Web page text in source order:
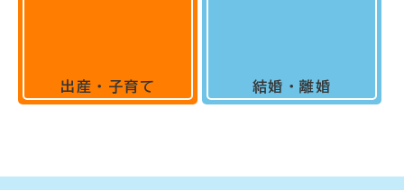
出産・子育て 結婚・離婚